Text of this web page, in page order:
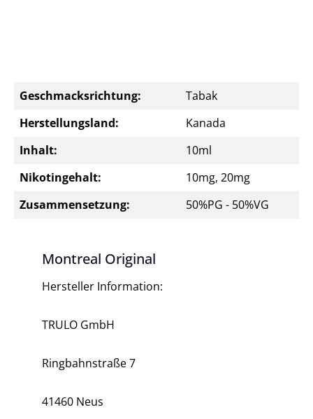
Geschmacksrichtung:
Tabak
Herstellungsland:
Kanada
Inhalt:
10ml
Nikotingehalt:
10mg, 20mg
Zusammensetzung:
50%PG - 50%VG
Montreal Original
Hersteller Information:
TRULO GmbH
Ringbahnstraße 7
41460 Neus